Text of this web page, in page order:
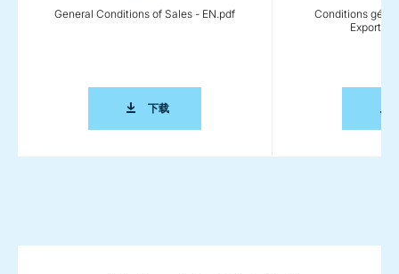
General Conditions of Sales - EN.pdf
下载GENERAL CONDITIONS OF SALES - EN.PDF
Conditions